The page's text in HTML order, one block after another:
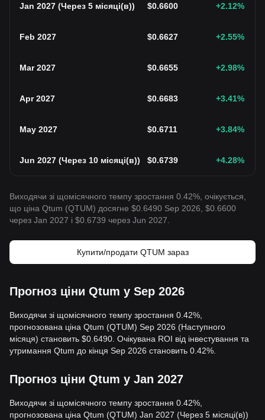
Jan 2027 (Через 5 місяці(в)) $0.6600 +2.12%
Feb 2027 $0.6627 +2.55%
Mar 2027 $0.6655 +2.98%
Apr 2027 $0.6683 +3.41%
May 2027 $0.6711 +3.84%
Jun 2027 (Через 10 місяці(в)) $0.6739 +4.28%
Виходячи зі щомісячного темпу зростання 0.42%, очікується,
що ціна Qtum (QTUM) досягне $0.6490 Sep 2026, $0.6600
через Jan 2027 і $0.6739 через Jun 2027.
Купити/продати QTUM зараз
Прогноз ціни Qtum у Sep 2026
Виходячи зі щомісячного темпу зростання 0.42%,
прогнозована ціна Qtum (QTUM) Sep 2026 (Наступного
місяця) становить $0.6490. Очікувана ROI від інвестування та
утримання Qtum до кінця Sep 2026 становить 0.42%.
Прогноз ціни Qtum у Jan 2027
Виходячи зі щомісячного темпу зростання 0.42%,
прогнозована ціна Qtum (QTUM) Jan 2027 (Через 5 місяці(в))